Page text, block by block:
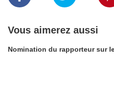
Vous aimerez aussi
Nomination du rapporteur sur